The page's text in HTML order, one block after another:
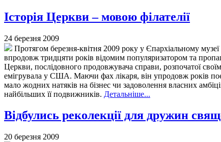
Історія Церкви – мовою філателії
24 березня 2009
Протягом березня-квітня 2009 року у Єпархіальному
впродовж тридцяти років відомим популяризатором та
Церкви, послідовного продовжувача справи, розпочатої
емігрувала у США. Маючи фах лікаря, він упродовж років
мало жодних натяків на бізнес чи задоволення власних
найбільших її подвижників. Детальніше...
Відбулись реколекції для дружин
20 березня 2009